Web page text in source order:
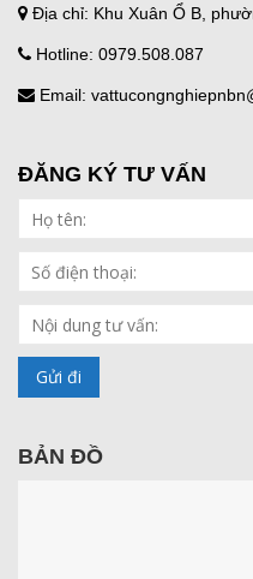
Địa chỉ: Khu Xuân Ổ B,
Hotline: 0979.508.087
Email:
ĐĂNG KÝ TƯ VẤN
BẢN ĐỒ